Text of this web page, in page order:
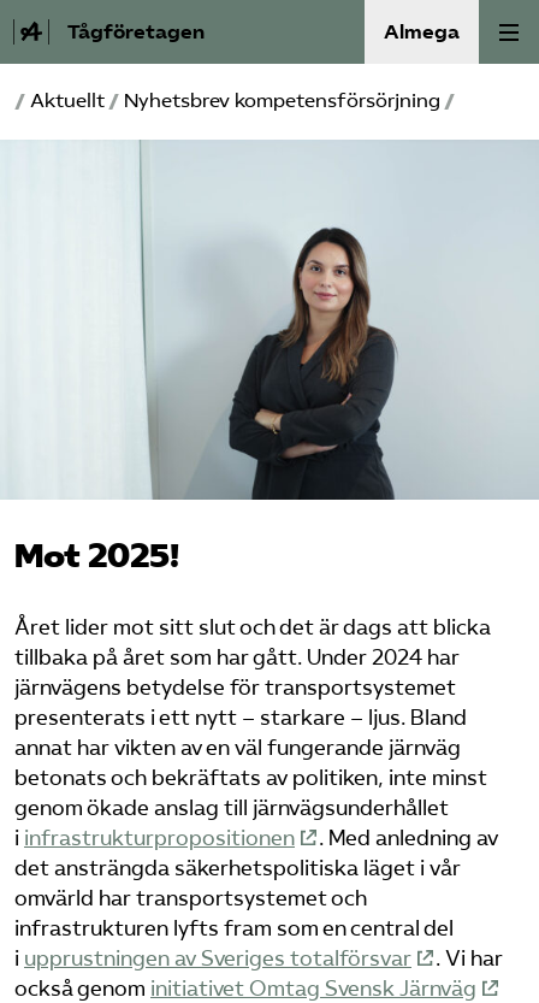
Tågföretagen Almega
Aktuellt
Våra frågor
Mina sidor (almega.se)
Logga in på Arbetsgivarguiden
Sök på tagforetagen.se
/ Aktuellt / Nyhetsbrev kompetensförsörjning /
Mot 2025!
Året lider mot sitt slut och det är dags att blicka
tillbaka på året som har gått. Under 2024 har
järnvägens betydelse för transportsystemet
presenterats i ett nytt – starkare – ljus. Bland
annat har vikten av en väl fungerande järnväg
betonats och bekräftats av politiken, inte minst
genom ökade anslag till järnvägsunderhållet
i infrastrukturpropositionen
. Med anledning av
det ansträngda säkerhetspolitiska läget i vår
omvärld har transportsystemet och
infrastrukturen lyfts fram som en central del
i upprustningen av Sveriges totalförsvar
. Vi har
också genom initiativet Omtag Svensk Järnväg